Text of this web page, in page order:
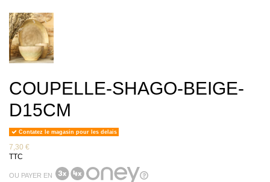
COUPELLE-SHAGO-BEIGE-
D15CM
Contatez le magasin pour les delais
7,30 €
TTC
OU PAYER EN